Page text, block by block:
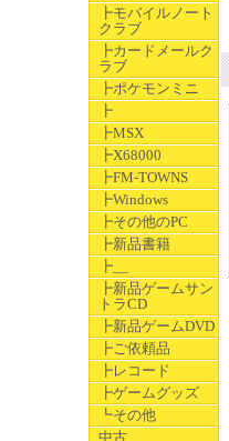
┣モバイルノート
クラブ
┣カードメールク
ラブ
┣ポケモンミニ
┣
┣MSX
┣X68000
┣FM-TOWNS
┣Windows
┣その他のPC
┣新品書籍
┣__
┣新品ゲームサン
トラCD
┣新品ゲームDVD
┣ご依頼品
┣レコード
┣ゲームグッズ
┗その他
中古